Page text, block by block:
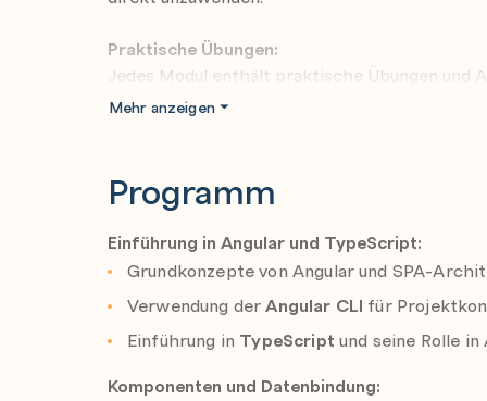
Praktische Übungen:
Jedes Modul enthält praktische Übungen und
wird eine vollständige Angular-Anwendung
fortgeschrittenen Themen wie
Managementmit NgRx oder
bietet eine fundierte Einführung, auf die
Mehr anzeigen
Programm
Einführung in Angular und TypeScript:
Grundkonzepte von Angular und SPA-
Verwendung derAngular CLI für
Einführung in TypeScript und seine Rolle in
Komponenten und Datenbindung: